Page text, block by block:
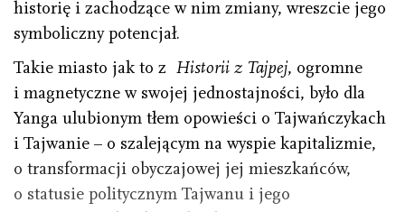
historię i zachodzące w nim zmiany, wreszcie jego
symboliczny potencjał.
Takie miasto jak to z Historii z Tajpej, ogromne
i magnetyczne w swojej jednostajności, było dla
Yanga ulubionym tłem opowieści o Tajwańczykach
i Tajwanie – o szalejącym na wyspie kapitalizmie,
o transformacji obyczajowej jej mieszkańców,
o statusie politycznym Tajwanu i jego